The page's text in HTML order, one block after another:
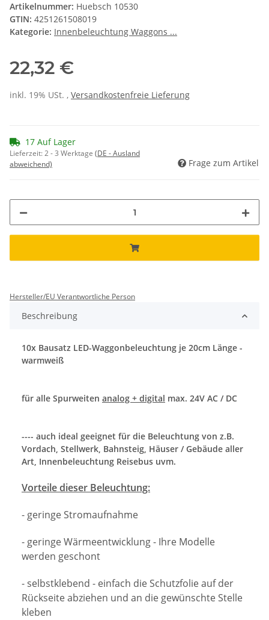
Artikelnummer: Huebsch 10530
GTIN: 4251261508019
Kategorie: Innenbeleuchtung Waggons ...
22,32 €
inkl. 19% USt. , Versandkostenfreie Lieferung
17 Auf Lager
Lieferzeit:2 - 3 Werktage (DE - Ausland
abweichend)
Frage zum Artikel
Hersteller/EU Verantwortliche Person
Beschreibung
10x Bausatz LED-Waggonbeleuchtung je 20cm Länge -
warmweiß
für alle Spurweiten analog + digital max. 24V AC / DC
---- auch ideal geeignet für die Beleuchtung von z.B.
Vordach, Stellwerk, Bahnsteig, Häuser / Gebäude aller
Art, Innenbeleuchtung Reisebus uvm.
Vorteile dieser Beleuchtung:
- geringe Stromaufnahme
- geringe Wärmeentwicklung - Ihre Modelle
werden geschont
- selbstklebend - einfach die Schutzfolie auf der
Rückseite abziehen und an die gewünschte Stelle
kleben